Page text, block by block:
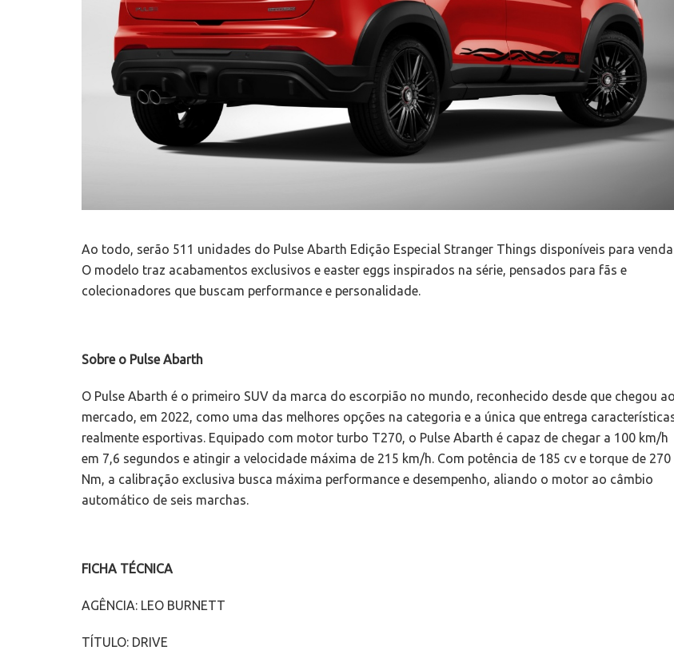
Ao todo, serão 511 unidades do Pulse Abarth Edição Especial Stranger Things disponíveis para
O modelo traz acabamentos exclusivos e easter eggs inspirados na série, pensados para fãs e
colecionadores que buscam performance e personalidade.
Sobre o Pulse Abarth
O Pulse Abarth é o primeiro SUV da marca do escorpião no mundo, reconhecido desde que chegou ao
mercado, em 2022, como uma das melhores opções na categoria e a única que entrega
realmente esportivas. Equipado com motor turbo T270, o Pulse Abarth é capaz de chegar a 100 km/h
em 7,6 segundos e atingir a velocidade máxima de 215 km/h. Com potência de 185 cv e torque de 270
Nm, a calibração exclusiva busca máxima performance e desempenho, aliando o motor ao câmbio
automático de seis marchas.
FICHA TÉCNICA
AGÊNCIA: LEO BURNETT
TÍTULO: DRIVE